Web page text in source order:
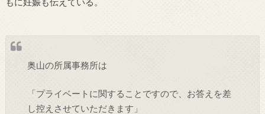
奥山の所属事務所は
「プライベートに関することですので、お答えを差
し控えさせていただきます」